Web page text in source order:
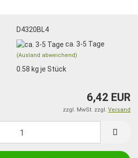
D4320BL4
ca. 3-5 Tage
(Ausland abweichend)
0.58 kg je Stück
6,42 EUR
zzgl. MwSt. zzgl. Versand